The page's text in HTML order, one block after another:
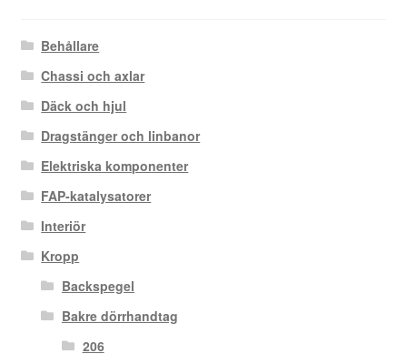
Behållare
Chassi och axlar
Däck och hjul
Dragstänger och linbanor
Elektriska komponenter
FAP-katalysatorer
Interiör
Kropp
Backspegel
Bakre dörrhandtag
206